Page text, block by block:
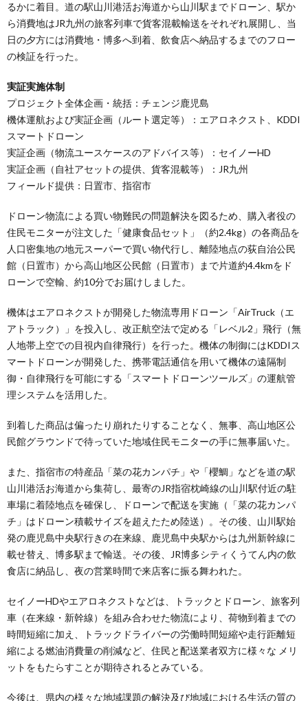
るかに着目。道の駅山川港活お海道から山川駅までドローン、駅か
ら消費地はJR九州の旅客列車で貨客混載輸送をそれぞれ展開し、当
日の夕方には消費地・博多へ到着、飲食店へ納品するまでのフロー
の検証を行った。
実証実施体制
プロジェクト全体企画・統括：チェンジ鹿児島
機体運航および実証企画（ルート選定等）：エアロネクスト、KDDI
スマートドローン
実証企画（物流ユースケースのアドバイス等）：セイノーHD
実証企画（自社アセットの提供、貨客混載等）：JR九州
フィールド提供：日置市、指宿市
ドローン物流による買い物難民の問題解決を図るため、購入者役の
住民モニターが注文した「健康食品セット」（約2.4kg）の各商品を
人口密集地の地元スーパーで買い物代行し、離陸地点の荻自治公民
館（日置市）から高山地区公民館（日置市）まで片道約4.4kmをド
ローンで空輸、約10分でお届けしました。
機体はエアロネクストが開発した物流専用ドローン「AirTruck（エ
アトラック）」を投入し、改正航空法で定める「レベル2」飛行（無
人地帯上空での目視内自律飛行）を行った。機体の制御にはKDDIス
マートドローンが開発した、携帯電話通信を用いて機体の遠隔制
御・自律飛行を可能にする「スマートドローンツールズ」の運航管
理システムを活用した。
到着した商品は偏ったり崩れたりすることなく、無事、高山地区公
民館グラウンドで待っていた地域住民モニターの手に無事届いた。
また、指宿市の特産品「菜の花カンパチ」や「櫻鯛」などを道の駅
山川港活お海道から集荷し、最寄のJR指宿枕崎線の山川駅付近の駐
車場に着陸地点を確保し、ドローンで配送を実施（「菜の花カンパ
チ」はドローン積載サイズを超えたため陸送）。その後、山川駅始
発の鹿児島中央駅行きの在来線、鹿児島中央駅からは九州新幹線に
載せ替え、博多駅まで輸送。その後、JR博多シティくうてん内の飲
食店に納品し、夜の営業時間で来店客に振る舞われた。
セイノーHDやエアロネクストなどは、トラックとドローン、旅客列
車（在来線・新幹線）を組み合わせた物流により、荷物到着までの
時間短縮に加え、トラックドライバーの労働時間短縮や走行距離短
縮による燃油消費量の削減など、住民と配送業者双方に様々な メリ
ットをもたらすことが期待されるとみている。
今後は、県内の様々な地域課題の解決及び地域における生活の質の